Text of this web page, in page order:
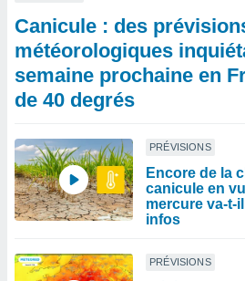
Canicule : des
météorologiques
semaine prochaine en
de 40 degrés
PRÉVISIONS
Encore de la
canicule en
mercure va-t-
infos
PRÉVISIONS